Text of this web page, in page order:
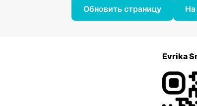
Обновить страницу На
Evrika